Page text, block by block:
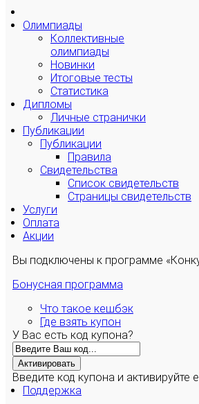
Олимпиады
Коллективные
олимпиады
Новинки
Итоговые тесты
Статистика
Дипломы
Личные странички
Публикации
Публикации
Правила
Свидетельства
Список свидетельств
Страницы свидетельств
Услуги
Оплата
Акции
Вы подключены к программе
Бонусная программа
Что такое кешбэк
Где взять купон
У Вас есть код купона?
Активировать
Введите код купона и активируйте
Поддержка